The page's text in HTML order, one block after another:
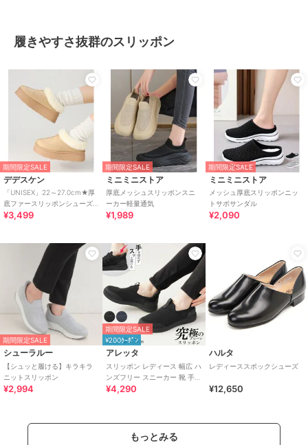
履きやすさ抜群のスリッポン
期間限定SALE
デデスケン
「UNISEX」22～27.0cm★厚
底ファースリッポンシューズ
★6366
¥3,499
期間限定SALE
ミニミニストア
厚底メッシュスリッポンスニ
ーカー軽量通気
¥1,989
期間限定SALE
ミニミニストア
メッシュ厚底スリッポンニッ
トサボサンダル
¥2,090
期間限定SALE
シューラルー
【シュッと履ける】キラキラ
ニットスリッポン
¥2,994
期間限定SALE
¥200ｸｰﾎﾟﾝ
アレッタ
スリッポン レディース 幅広 ハ
ンズフリー スニーカー 靴 手を
使わず履ける プレーン きれい
¥4,290
ハルタ
レディーススポックシューズ
¥12,650
もっとみる